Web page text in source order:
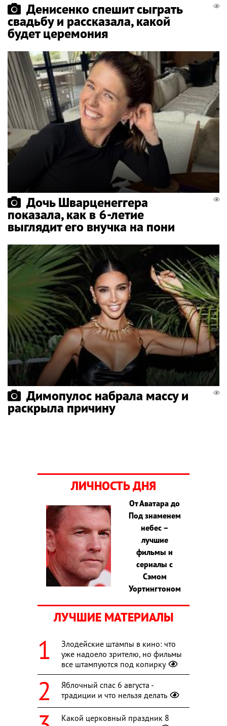
Денисенко спешит сыграть
свадьбу и рассказала, какой
будет церемония
Дочь Шварценеггера
показала, как в 6-летие
выглядит его внучка на пони
Димопулос набрала массу и
раскрыла причину
ЛИЧНОСТЬ ДНЯ
От Аватара до
Под знаменем
небес –
лучшие
фильмы и
сериалы с
Сэмом
Уортингтоном
ЛУЧШИЕ МАТЕРИАЛЫ
Злодейские штампы в кино: что
уже надоело зрителю, но фильмы
все штампуются под копирку
Яблочный спас 6 августа -
традиции и что нельзя делать
Какой церковный праздник 8